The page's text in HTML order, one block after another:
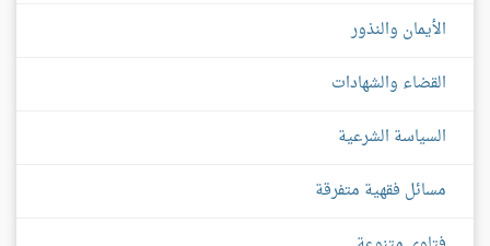
الأيمان والنذور
القضاء والشهادات
السياسة الشرعية
مسائل فقهية متفرقة